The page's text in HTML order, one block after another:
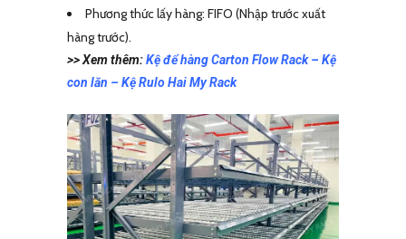
Phương thức lấy hàng: FIFO (Nhập trước xuất
hàng trước).
>> Xem thêm:Kệ để hàng Carton Flow Rack – Kệ
con lăn – Kệ Rulo Hai My Rack